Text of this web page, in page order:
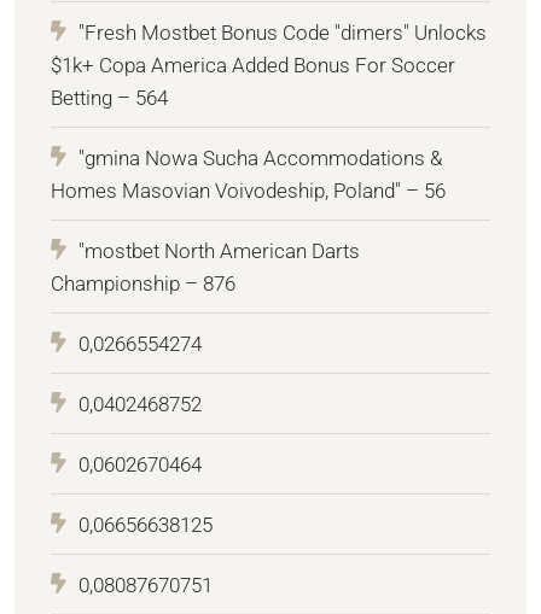
"Fresh Mostbet Bonus Code "dimers" Unlocks
$1k+ Copa America Added Bonus For Soccer
Betting – 564
"gmina Nowa Sucha Accommodations &
Homes Masovian Voivodeship, Poland" – 56
"mostbet North American Darts
Championship – 876
0,0266554274
0,0402468752
0,0602670464
0,06656638125
0,08087670751